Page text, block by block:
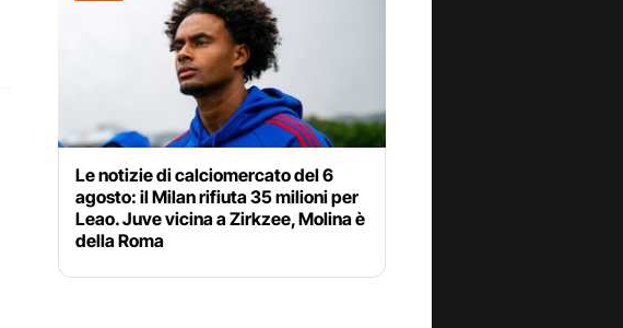
Le notizie di calciomercato del 6
agosto: il Milan rifiuta 35 milioni per
Leao. Juve vicina a Zirkzee, Molina è
della Roma